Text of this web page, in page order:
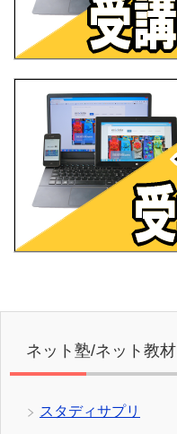
ネット塾/ネット教材
スタディサプリ